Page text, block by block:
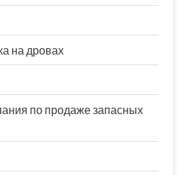
на дровах
по продаже запасных